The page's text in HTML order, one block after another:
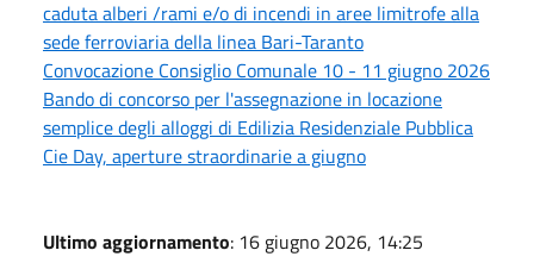
caduta alberi /rami e/o di incendi in aree limitrofe alla
sede ferroviaria della linea Bari-Taranto
Convocazione Consiglio Comunale 10 - 11 giugno 2026
Bando di concorso per l'assegnazione in locazione
semplice degli alloggi di Edilizia Residenziale Pubblica
Cie Day, aperture straordinarie a giugno
Ultimo aggiornamento: 16 giugno 2026, 14:25